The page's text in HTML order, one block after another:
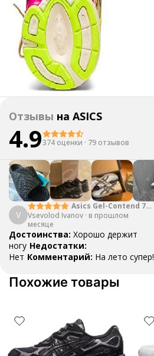
Отзывы на ASICS
4.9374 оценки · 79 отзывов
V
Asics Gel-Contend 7
Light Grey
Vsevolod Ivanov · в прошлом
месяце
Достоинства: Хорошо держит
ногу Недостатки:
Нет Комментарий: На лето супер!
Похожие товары